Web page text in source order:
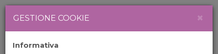
GESTIONE COOKIE ×
Informativa